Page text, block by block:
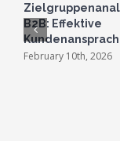
B2B: Effektive
February 10th, 2026